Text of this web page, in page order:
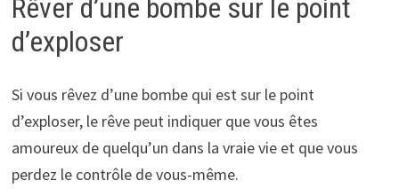
Rêver d’une bombe sur le point
d’exploser
Si vous rêvez d’une bombe qui est sur le point
d’exploser, le rêve peut indiquer que vous êtes
amoureux de quelqu’un dans la vraie vie et que vous
perdez le contrôle de vous-même.